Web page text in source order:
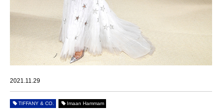
2021.11.29
TIFFANY & CO. Imaan Hammam